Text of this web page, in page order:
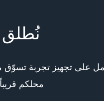
نُطلق
على تجهيز تجربة تسوّق
محلكم